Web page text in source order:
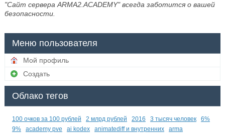
"Сайт сервера ARMA2.ACADEMY" всегда заботится о вашей
безопасности.
Меню пользователя
Мой профиль
Создать
Облако тегов
100 очков за 100 рублей 2 млрд рублей 2016 3 тысяч человек
6%
9%
academy pve ai kodex animatediff и внутренних arma